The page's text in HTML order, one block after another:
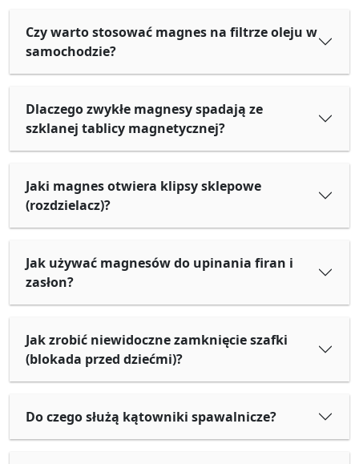
Czy warto stosować magnes na filtrze oleju w
samochodzie?
Dlaczego zwykłe magnesy spadają ze
szklanej tablicy magnetycznej?
Jaki magnes otwiera klipsy sklepowe
(rozdzielacz)?
Jak używać magnesów do upinania firan i
zasłon?
Jak zrobić niewidoczne zamknięcie szafki
(blokada przed dziećmi)?
Do czego służą kątowniki spawalnicze?